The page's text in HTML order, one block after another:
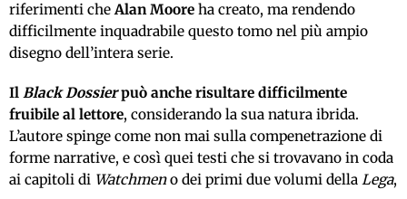
riferimenti cheAlan Moore ha creato, ma rendendo
difficilmente inquadrabile questo tomo nel più ampio
disegno dell’intera serie.
Il Black Dossierpuò anche risultare difficilmente
fruibile al lettore, considerando la sua natura ibrida.
L’autore spinge come non mai sulla compenetrazione di
forme narrative, e così quei testi che si trovavano in coda
ai capitoli di Watchmeno dei primi due volumi della Lega,